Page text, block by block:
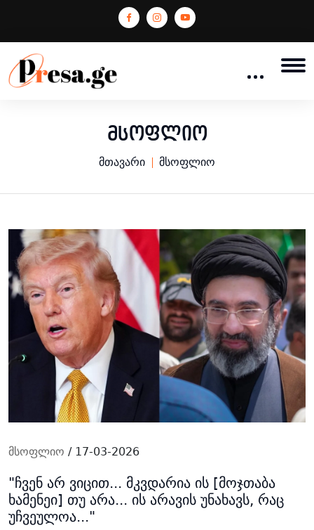
მსოფლიო
მთავარი მსოფლიო
მსოფლიო / 17-03-2026
"ჩვენ არ ვიცით... მკვდარია ის [მოჯთაბა
ხამენეი] თუ არა... ის არავის უნახავს, რაც
უჩვეულოა..."